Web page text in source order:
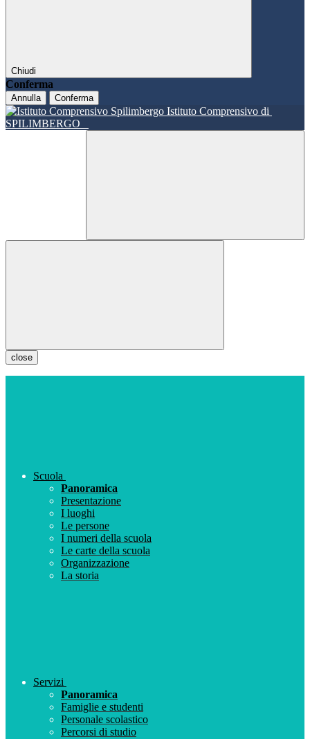
Chiudi
Conferma
Annulla Conferma
Istituto Comprensivo di
SPILIMBERGO
close
Scuola
Panoramica
Presentazione
I luoghi
Le persone
I numeri della scuola
Le carte della scuola
Organizzazione
La storia
Servizi
Panoramica
Famiglie e studenti
Personale scolastico
Percorsi di studio